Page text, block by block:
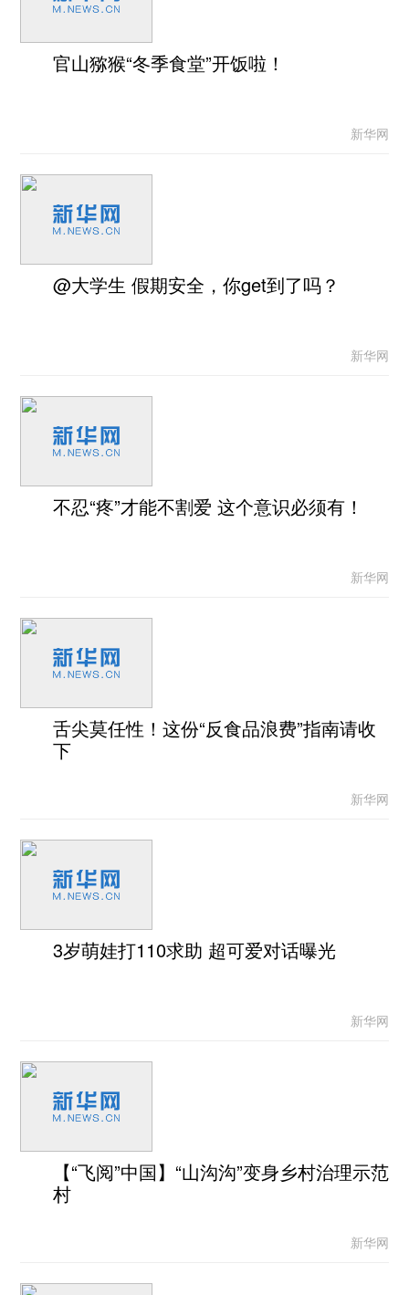
官山猕猴“冬季食堂”开饭啦！
新华网
@大学生 假期安全，你get到了吗？
新华网
不忍“疼”才能不割爱 这个意识必须有！
新华网
舌尖莫任性！这份“反食品浪费”指南请收
下
新华网
3岁萌娃打110求助 超可爱对话曝光
新华网
【“飞阅”中国】“山沟沟”变身乡村治理示范
村
新华网